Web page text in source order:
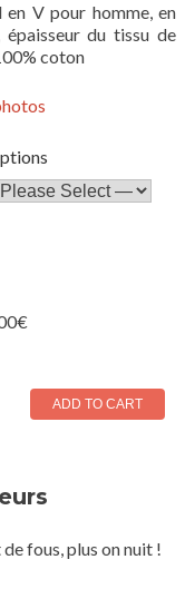
V pour homme, en
du tissu de
coton
de fous, plus on nuit !